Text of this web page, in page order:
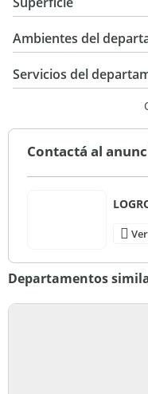
Una propiedad
convertirse en tu
¡Llámenos para conocer
Tel:
“Tu Éxito, Nuestra
USD 68.000
2,61
70,14 m2
Ambientes del
Servicios del
Contactá al
Departamentos